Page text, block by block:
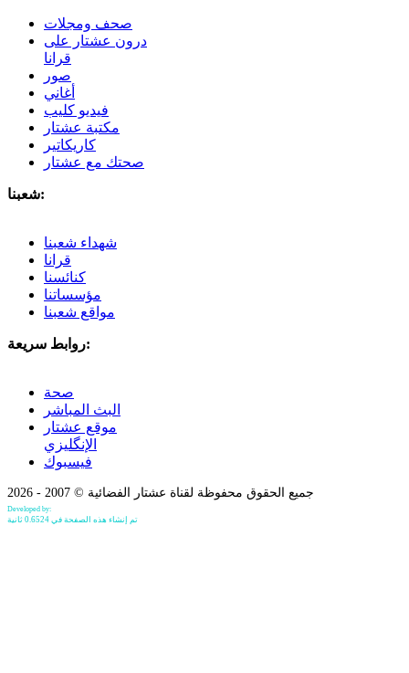
صحف ومجلات
درون عشتار على
قرانا
صور
أغاني
فيديو كليب
مكتبة عشتار
كاريكاتير
صحتك مع عشتار
شعبنا:
شهداء شعبنا
قرانا
كنائسنا
مؤسساتنا
مواقع شعبنا
روابط سريعة:
صحة
البث المباشر
موقع عشتار
الإنگليزي
فيسبوك
جميع الحقوق محفوظة لقناة عشتار الفضائية © 2007 - 2026
Developed by:
تم إنشاء هذه الصفحة في 0.6524 ثانية